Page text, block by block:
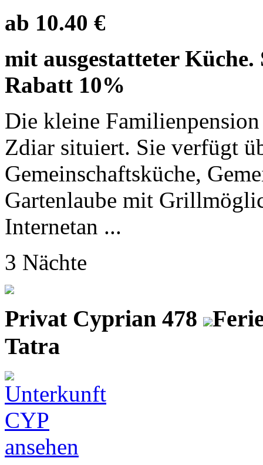
ab 10.40 €
mit ausgestatteter
Rabatt 10%
Die kleine
Zdiar situiert. Sie verfügt
Gemeinschaftsküche,
Gartenlaube mit
Internetan ...
3 Nächte
Privat Cyprian 478
Tatra